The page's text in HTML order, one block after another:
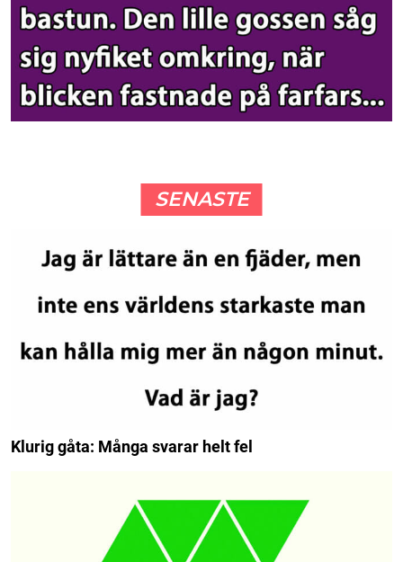
SENASTE
Klurig gåta: Många svarar helt fel